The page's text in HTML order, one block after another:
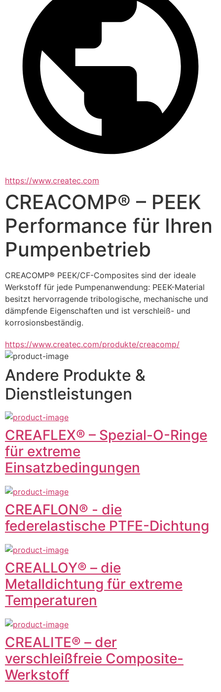
https://www.createc.com
CREACOMP® – PEEK
Performance für Ihren
Pumpenbetrieb
CREACOMP® PEEK/CF-Composites sind der ideale
Werkstoff für jede Pumpenanwendung: PEEK-Material
besitzt hervorragende tribologische, mechanische und
dämpfende Eigenschaften und ist verschleiß- und
korrosionsbeständig.
https://www.createc.com/produkte/creacomp/
Andere Produkte &
Dienstleistungen
CREAFLEX® – Spezial-O-Ringe
für extreme
Einsatzbedingungen
CREAFLON® - die
federelastische PTFE-Dichtung
CREALLOY® – die
Metalldichtung für extreme
Temperaturen
CREALITE® – der
verschleißfreie Composite-
Werkstoff